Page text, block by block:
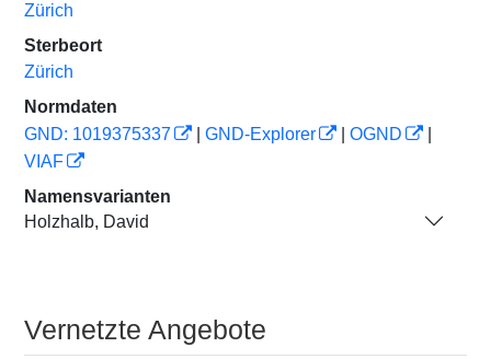
Zürich
Sterbeort
Zürich
Normdaten
GND: 1019375337
GND-Explorer OGND
VIAF
Namensvarianten
Holzhalb, David
Vernetzte Angebote